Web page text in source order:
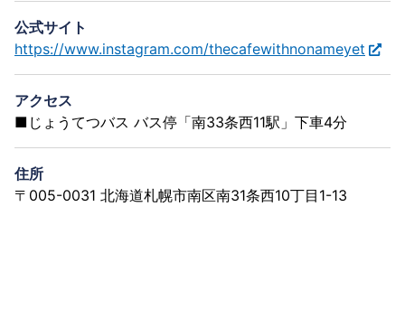
公式サイト
https://www.instagram.com/thecafewithnonameyet
アクセス
■じょうてつバス バス停「南33条西11駅」下車4分
住所
〒005-0031 北海道札幌市南区南31条西10丁目1-13